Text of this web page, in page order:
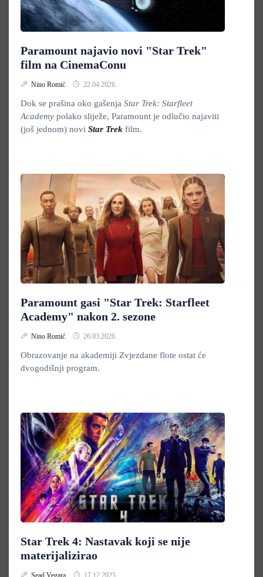
Paramount najavio novi "Star Trek"
film na CinemaConu
Nino Romić 22.04.2026.
Dok se prašina oko gašenja Star Trek: Starfleet
Academy polako sliježe, Paramount je odlučio najaviti
(još jednom) novi Star Trek film.
Paramount gasi "Star Trek: Starfleet
Academy" nakon 2. sezone
Nino Romić 26.03.2026.
Obrazovanje na akademiji Zvjezdane flote ostat će
dvogodišnji program.
Star Trek 4: Nastavak koji se nije
materijalizirao
Sead Vegara 17.12.2025.